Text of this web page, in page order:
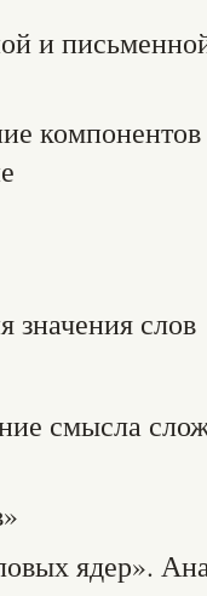
и
компонентов
значения слов
смысла
ядер».